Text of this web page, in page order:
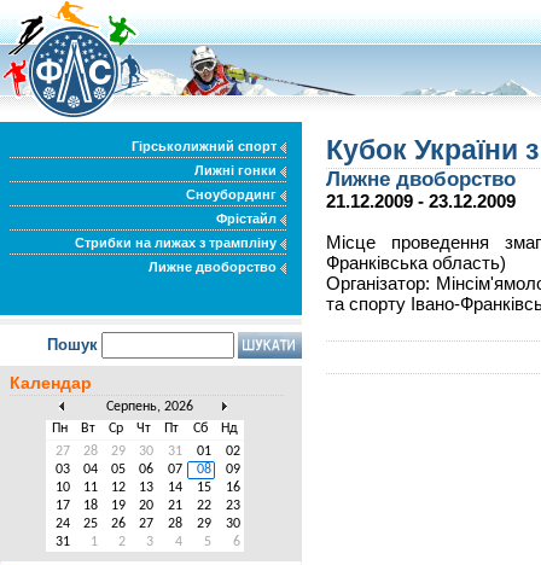
Гірськолижний спорт
Лижні гонки
Сноубординг
Фрістайл
Стрибки на лижах з трампліну
Лижне двоборство
Пошук
Календар
Серпень, 2026
Пн
Вт Ср Чт Пт Сб
Нд
27
28 29 30 31 01
02
03
04 05 06 07 08
09
10
11 12 13 14 15
16
17
18 19 20 21 22
23
24
25 26 27 28 29
30
31
1 2 3 4 5 6
Кубок України
Лижне двоборство
21.12.2009 - 23.12.2009
Місце проведення
Франківська область)
Організатор:
та спорту Івано-